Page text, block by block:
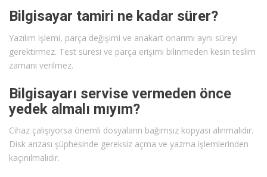
Bilgisayar tamiri ne kadar sürer?
Yazılım işlemi, parça değişimi ve anakart onarımı aynı süreyi
gerektirmez. Test süresi ve parça erişimi bilinmeden kesin teslim
zamanı verilmez.
Bilgisayarı servise vermeden önce
yedek almalı mıyım?
Cihaz çalışıyorsa önemli dosyaların bağımsız kopyası alınmalıdır.
Disk arızası şüphesinde gereksiz açma ve yazma işlemlerinden
kaçınılmalıdır.